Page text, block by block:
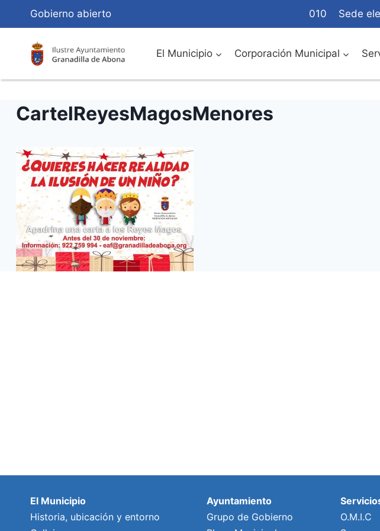
Contenido
Gobierno abierto 010 Sede
El Municipio Corporación Municipal
CartelReyesMagosMenores
El Municipio
Historia, ubicación y entorno
Ayuntamiento
Grupo de Gobierno
O.M.I.C